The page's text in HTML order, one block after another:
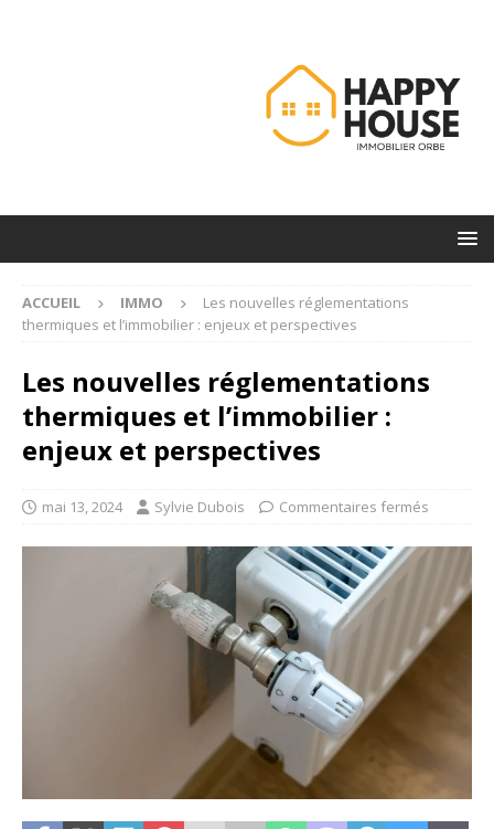
ACCUEIL IMMO
Les nouvelles réglementations
thermiques et l’immobilier : enjeux et perspectives
Les nouvelles réglementations
thermiques et l’immobilier :
enjeux et perspectives
mai 13, 2024 Sylvie Dubois Commentaires fermés